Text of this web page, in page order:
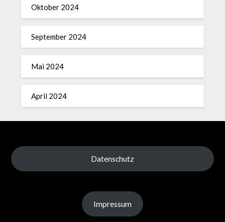
Oktober 2024
September 2024
Mai 2024
April 2024
Datenschutz
Impressum